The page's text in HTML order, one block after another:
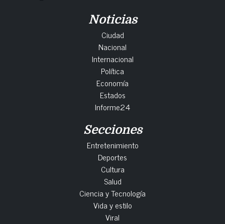
Noticias
Ciudad
Nacional
Internacional
Política
Economía
Estados
Informe24
Secciones
Entretenimiento
Deportes
Cultura
Salud
Ciencia y Tecnología
Vida y estilo
Viral